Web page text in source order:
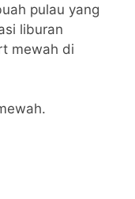
pulau yang
liburan
mewah di